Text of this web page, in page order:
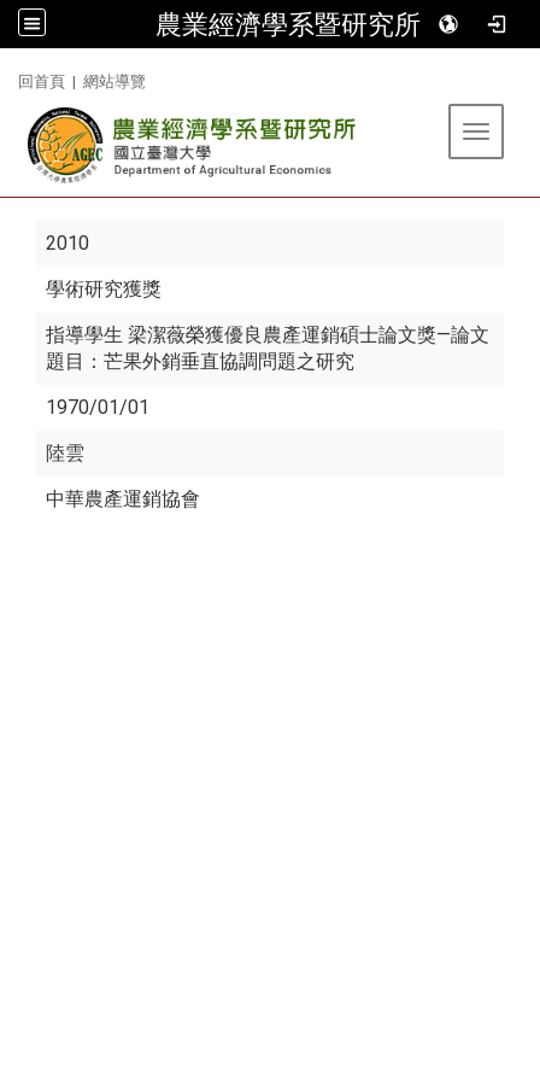
農業經濟學系暨研究所
回首頁 | 網站導覽
Toggle
2010
學術研究獲獎
指導學生 梁潔薇榮獲優良農產運銷碩士論文獎—論文
題目：芒果外銷垂直協調問題之研究
1970/01/01
陸雲
中華農產運銷協會